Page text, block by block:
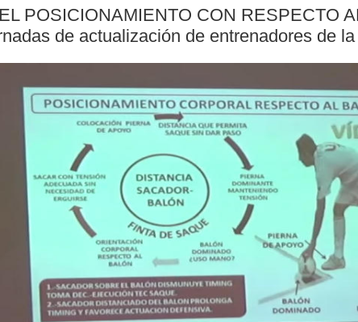
POSICIONAMIENTO CON RESPECTO
de actualización de entrenadores de